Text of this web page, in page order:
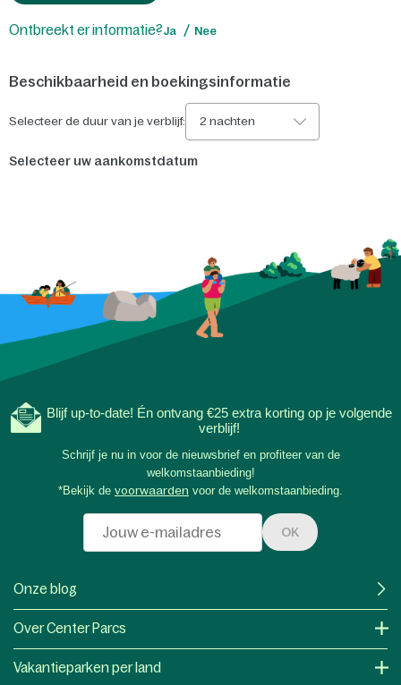
Ontbreekt er informatie?Ja Nee
Beschikbaarheid en boekingsinformatie
Selecteer de duur van je verblijf: 2 nachten
Selecteer uw aankomstdatum
Blijf up-to-date! Én ontvang €25 extra korting op je volgende
verblijf!
Schrijf je nu in voor de nieuwsbrief en profiteer van de
welkomstaanbieding!
*Bekijk de voorwaarden voor de welkomstaanbieding.
OK
Onze blog
Over Center Parcs
Vakantieparken per land